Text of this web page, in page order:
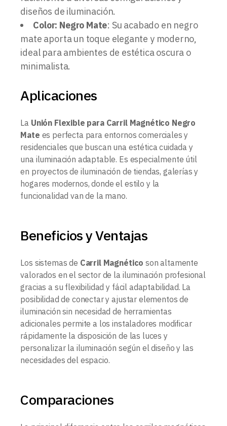
diseños de iluminación.
Color: Negro Mate: Su acabado en negro
mate aporta un toque elegante y moderno,
ideal para ambientes de estética oscura o
minimalista.
Aplicaciones
La Unión Flexible para Carril Magnético Negro
Mate es perfecta para entornos comerciales y
residenciales que buscan una estética cuidada y
una iluminación adaptable. Es especialmente útil
en proyectos de iluminación de tiendas, galerías y
hogares modernos, donde el estilo y la
funcionalidad van de la mano.
Beneficios y Ventajas
Los sistemas de Carril Magnético son altamente
valorados en el sector de la iluminación profesional
gracias a su flexibilidad y fácil adaptabilidad. La
posibilidad de conectar y ajustar elementos de
iluminación sin necesidad de herramientas
adicionales permite a los instaladores modificar
rápidamente la disposición de las luces y
personalizar la iluminación según el diseño y las
necesidades del espacio.
Comparaciones